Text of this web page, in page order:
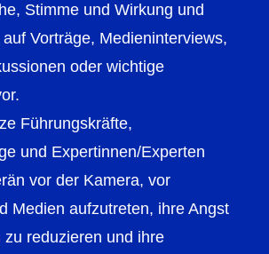
Stimme und Wirkung und
Vorträge, Medieninterviews,
oder wichtige
Führungskräfte,
und Expertinnen/Experten
vor der Kamera, vor
Medien aufzutreten, ihre Angst
zu reduzieren und ihre